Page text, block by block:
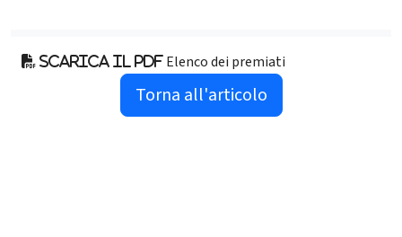
Scarica il pdf Elenco dei premiati
Torna all'articolo